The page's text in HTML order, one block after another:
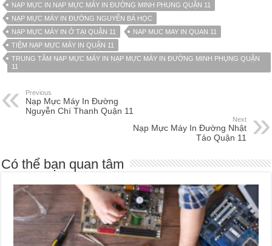
NẠP MỰC IN NẠP MỰC MÁY IN ĐƯỜNG MINH PHỤNG QUẬN 11
NẠP MỰC MÁY IN ĐƯỜNG NGUYỄN BÁ HỌC
NẠP MỰC MÁY IN Ở TẠI QUẬN 11
NAP MUC MAY IN QUAN 11
TIỆM NẠP MỰC MÁY IN QUẬN 11
TRUNG TÂM NẠP MỰC MÁY IN NẠP MỰC MÁY IN ĐƯỜNG MINH PHỤNG QUẬN
11
Previous
Nạp Mực Máy In Đường
Nguyễn Chí Thanh Quận 11
Next
Nạp Mực Máy In Đường Nhật
Tảo Quận 11
Có thể bạn quan tâm